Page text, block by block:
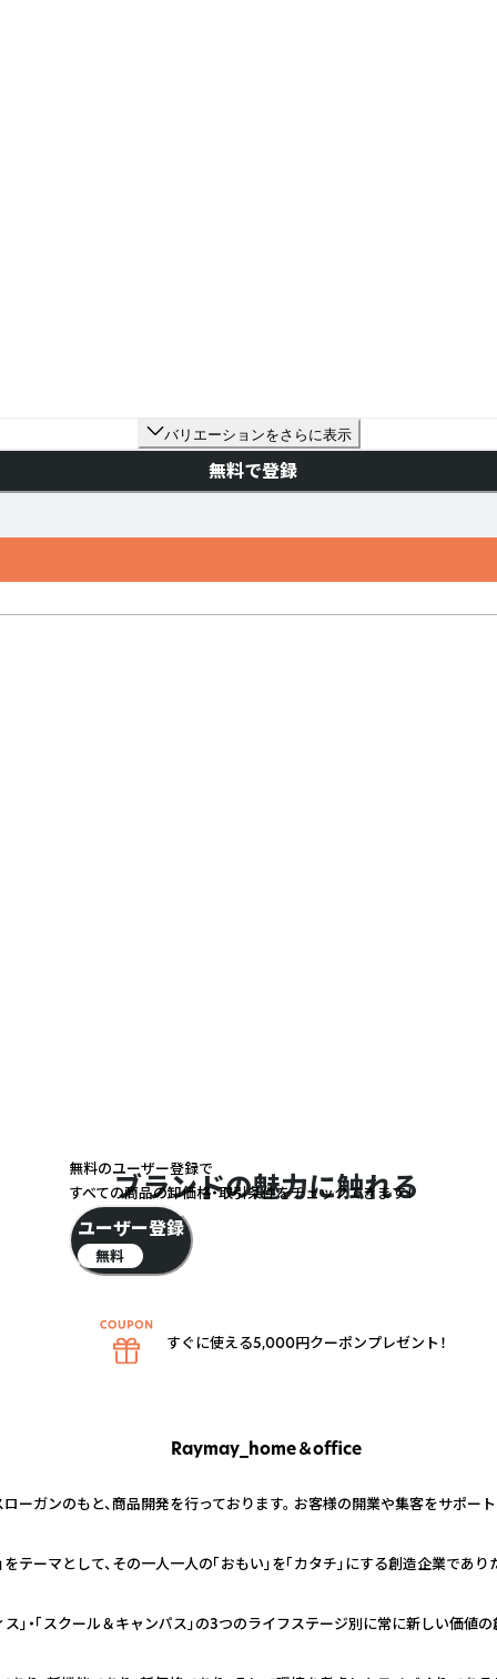
バリエーションをさらに表示
無料で登録
ブランドの魅力に触れる
Raymay_home＆office
ーガンのもと、商品開発を行っております。 お客様の開業や集客をサポー
テーマとして、その一人一人の「おもい」を「カタチ」にする創造企業であり
ス」・「スクール＆キャンパス」の3つのライフステージ別に常に新しい価値
無料のユーザー登録で
すべての商品の卸価格・取引条件をチェックできます！
ユーザー登録
無料
すぐに使える5,000円クーポンプレゼント！